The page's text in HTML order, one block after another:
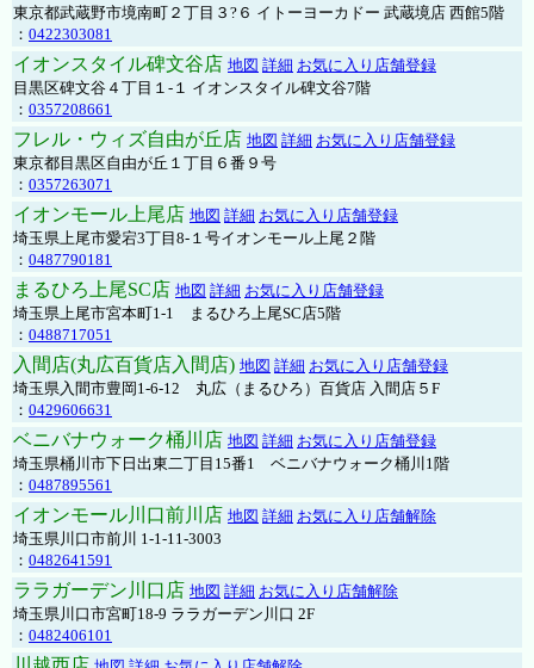
東京都武蔵野市境南町２丁目３?６ イトーヨーカドー 武蔵境店 西館5階
： 0422303081
イオンスタイル碑文谷店 地図 詳細 お気に入り店舗登録
目黒区碑文谷４丁目１-１ イオンスタイル碑文谷7階
： 0357208661
フレル・ウィズ自由が丘店 地図 詳細 お気に入り店舗登録
東京都目黒区自由が丘１丁目６番９号
： 0357263071
イオンモール上尾店 地図 詳細 お気に入り店舗登録
埼玉県上尾市愛宕3丁目8-１号イオンモール上尾２階
： 0487790181
まるひろ上尾SC店 地図 詳細 お気に入り店舗登録
埼玉県上尾市宮本町1-1 まるひろ上尾SC店5階
： 0488717051
入間店(丸広百貨店入間店) 地図 詳細 お気に入り店舗登録
埼玉県入間市豊岡1-6-12 丸広（まるひろ）百貨店 入間店５F
： 0429606631
ベニバナウォーク桶川店 地図 詳細 お気に入り店舗登録
埼玉県桶川市下日出東二丁目15番1 ベニバナウォーク桶川1階
： 0487895561
イオンモール川口前川店 地図 詳細 お気に入り店舗解除
埼玉県川口市前川 1-1-11-3003
： 0482641591
ララガーデン川口店 地図 詳細 お気に入り店舗解除
埼玉県川口市宮町18-9 ララガーデン川口 2F
： 0482406101